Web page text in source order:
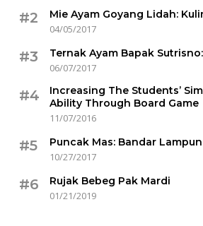
#2
Mie Ayam Goyang Lidah:
04/05/2017
#3
Ternak Ayam Bapak
06/07/2017
#4
Increasing The Students’
Ability Through Board Game
11/07/2016
#5
Puncak Mas: Bandar
10/27/2017
#6
Rujak Bebeg Pak Mardi
01/21/2019